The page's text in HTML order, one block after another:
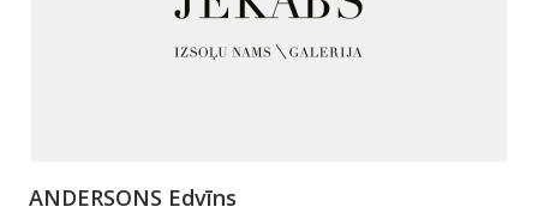
ANDERSONS Edvīns